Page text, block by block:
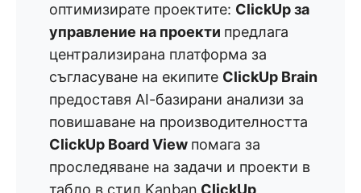
оптимизирате проектите: ClickUp за
управление на проекти предлага
централизирана платформа за
съгласуване на екипите ClickUp Brain
предоставя AI-базирани анализи за
повишаване на производителността
ClickUp Board View помага за
проследяване на задачи и проекти в
табло в стил Kanban ClickUp